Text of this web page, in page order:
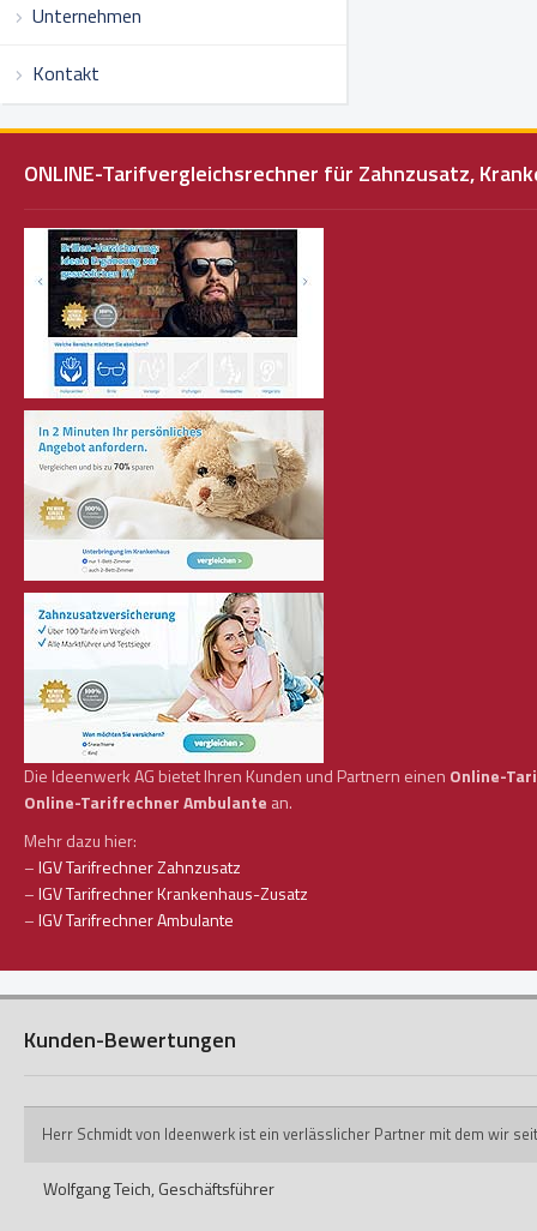
Unternehmen
Kontakt
ONLINE-Tarifvergleichsrechner für Zahnzusatz,
Die Ideenwerk AG bietet Ihren Kunden und Partnern einen Online-
Online-Tarifrechner Ambulante an.
Mehr dazu hier:
–IGV Tarifrechner Zahnzusatz
–IGV Tarifrechner Krankenhaus-Zusatz
–IGV Tarifrechner Ambulante
Kunden-Bewertungen
Herr Schmidt von Ideenwerk ist ein verlässlicher Partner mit dem wir
Wolfgang Teich, Geschäftsführer